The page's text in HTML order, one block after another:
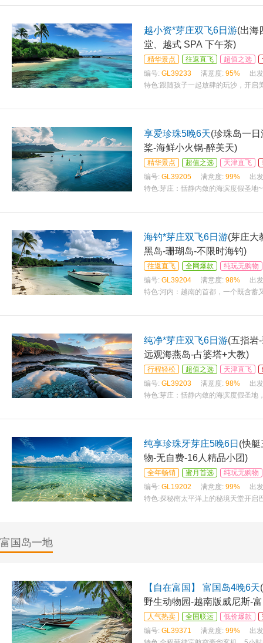
越小资*芽庄双飞6日游(出海
堂、越式 SPA 下午茶)
精华景点 往返直飞 超值之选
编号: GL39233 满意度: 95%
出
特色:跟随孩子一起放肆的玩沙，开启
享爱珍珠5晚6天(珍珠岛一
桨-海鲜小火锅-醉美天)
精华景点 超值之选 天津直飞
编号: GL39205 满意度: 99%
出
特色:芽庄：恬静内敛的海滨度假圣地
海钓*芽庄双飞6日游(芽庄大
黑岛-珊瑚岛-不限时海钓)
往返直飞 全网爆款
纯玩无购物
编号: GL39204 满意度: 98%
出
特色:河内：越南的首都，一个既含蓄
纯净*芽庄双飞6日游(五指岩
远观海燕岛-占婆塔+大教)
行程轻松 超值之选 天津直飞
编号: GL39203 满意度: 98%
出
特色:芽庄：恬静内敛的海滨度假圣地
纯享珍珠牙芽庄5晚6日 (快
物-无自费-16人精品小团)
全年畅销 蜜月首选
纯玩无购物
编号: GL19202 满意度: 99%
出
特色:探秘南太平洋上的秘境天堂开启
富国岛一地
【自在富国】 富国岛4晚6天
野生动物园-越南版威尼斯-
人气热卖 全国联运 低价爆款
编号: GL39371 满意度: 99%
出